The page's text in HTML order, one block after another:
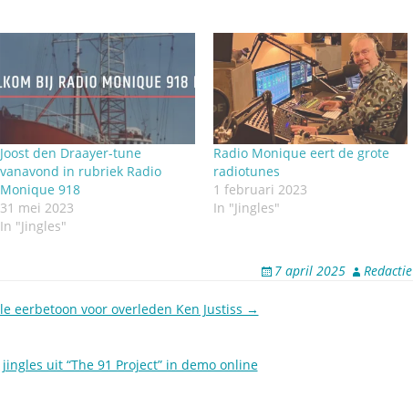
Joost den Draayer-tune
vanavond in rubriek Radio
Monique 918
31 mei 2023
In "Jingles"
Radio Monique eert de grote
radiotunes
1 februari 2023
In "Jingles"
7 april 2025 Redactie
eerbetoon voor overleden Ken Justiss →
uit “The 91 Project” in demo online